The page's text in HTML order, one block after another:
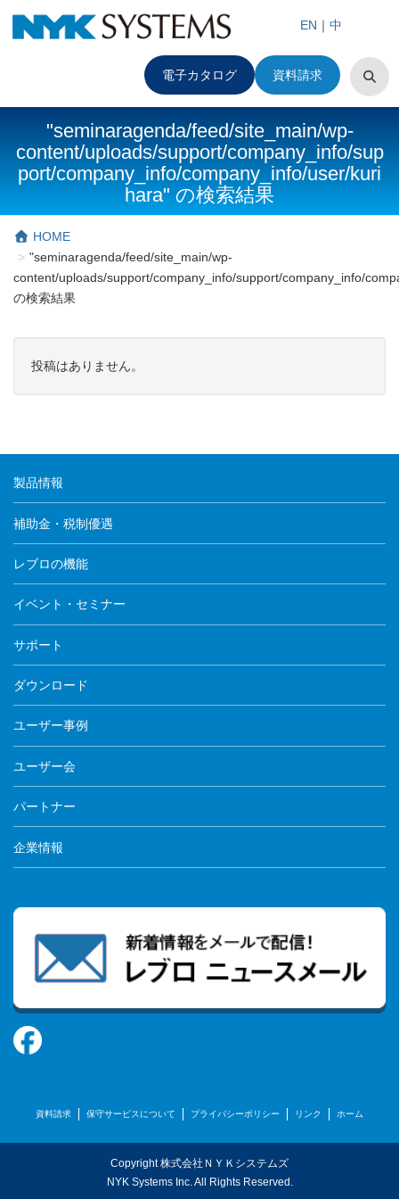
EN ｜ 中
電子カタログ 資料請求
"seminaragenda/feed/site_main/wp-
content/uploads/support/company_info/sup
port/company_info/company_info/user/kuri
hara" の検索結果
HOME
"seminaragenda/feed/site_main/wp-
content/uploads/support/company_info/support/company_info/
の検索結果
投稿はありません。
製品情報
補助金・税制優遇
レブロの機能
イベント・セミナー
サポート
ダウンロード
ユーザー事例
ユーザー会
パートナー
企業情報
資料請求 保守サービスについて プライバシーポリシー リンク ホーム
Copyright 株式会社ＮＹＫシステムズ
NYK Systems Inc. All Rights Reserved.